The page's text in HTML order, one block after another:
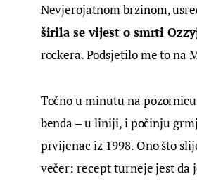
Nevjerojatnom brzinom,
širila se vijest o smrti
rockera. Podsjetilo me to na
Točno u minutu na
benda – u liniji, i počinju
prvijenac iz 1998. Ono što
večer: recept turneje jest da